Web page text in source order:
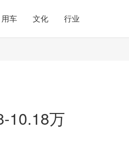
用车 文化 行业
10.18万